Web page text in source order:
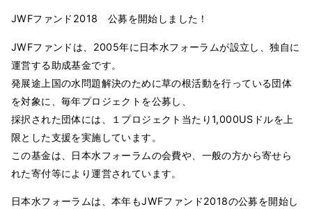
JWFファンド2018 公募を開始しました！
JWFファンドは、2005年に日本水フォーラムが設立し、独自に
運営する助成基金です。
発展途上国の水問題解決のために草の根活動を行っている団体
を対象に、毎年プロジェクトを公募し、
採択された団体には、１プロジェクト当たり1,000USドルを上
限とした支援を実施しています。
この基金は、日本水フォーラムの会費や、一般の方から寄せら
れた寄付等により運営されています。
日本水フォーラムは、本年もJWFファンド2018の公募を開始し